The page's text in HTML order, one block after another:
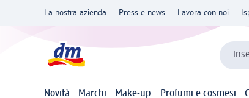
La nostra azienda Press e news Lavora con noi
Novità Marchi Make-up Profumi e cosmesi